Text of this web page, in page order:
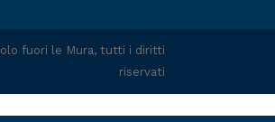
fuori le Mura, tutti i diritti
riservati